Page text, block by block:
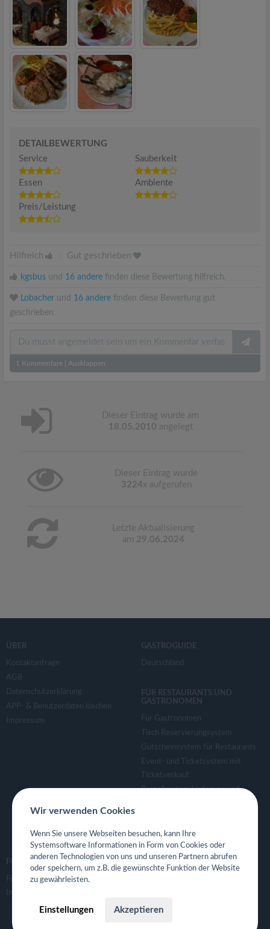
DETAILBEWERTUNG
Service
Sauberkeit
Essen Ambiente
Preis/Leistung
Hilfreich Gut geschrieben
kgsbus und 16 andere finden diese Bewertung hilfreich.
Lobacher und 16 andere finden diese Bewertung gut
geschrieben.
1 Kommentare Ausklappen
Dieser Eintrag wurde am
18.05.2010 angelegt
Dieser Eintrag wurde
3224x aufgerufen
Letzte Aktualisierung
am 29.06.2024
ÜBER
Kontaktanfrage
AGB
Datenschutzerklärung
APP- & Benutzerdaten löschen
Impressum
GASTROGUIDE
Deutschland
FÜR RESTAURANTS UND
GASTRONOMEN
Für Gastronomen
Tisch Reservierungsystem
Gutscheinsystem für Restaurants
Event- und Ticketsystem mit
Ticketverkauf
Bestellsystem Lieferung und
Eigene App für Restaurant
FOLGE UNS
Facebook
Instagram
Wir verwenden Cookies
Wenn Sie unsere Webseiten besuchen, kann Ihre
Systemsoftware Informationen in Form von Cookies oder
anderen Technologien von uns und unseren Partnern abrufen
oder speichern, um z.B. die gewünschte Funktion der Website
zu gewährleisten.
Einstellungen Akzeptieren